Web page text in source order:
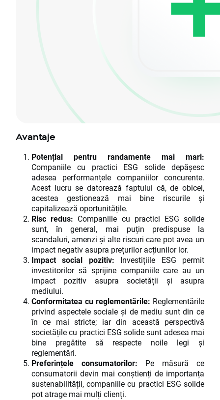
Avantaje
Potențial pentru randamente mai mari:
Companiile cu practici ESG solide depășesc
adesea performanțele companiilor concurente.
Acest lucru se datorează faptului că, de obicei,
acestea gestionează mai bine riscurile și
capitalizează oportunitățile.
Risc redus: Companiile cu practici ESG solide
sunt, în general, mai puțin predispuse la
scandaluri, amenzi și alte riscuri care pot avea un
impact negativ asupra prețurilor acțiunilor lor.
Impact social pozitiv: Investițiile ESG permit
investitorilor să sprijine companiile care au un
impact pozitiv asupra societății și asupra
mediului.
Conformitatea cu reglementările: Reglementările
privind aspectele sociale și de mediu sunt din ce
în ce mai stricte; iar din această perspectivă
societățile cu practici ESG solide sunt adesea mai
bine pregătite să respecte noile legi și
reglementări.
Preferințele consumatorilor: Pe măsură ce
consumatorii devin mai conștienți de importanța
sustenabilității, companiile cu practici ESG solide
pot atrage mai mulți clienți.